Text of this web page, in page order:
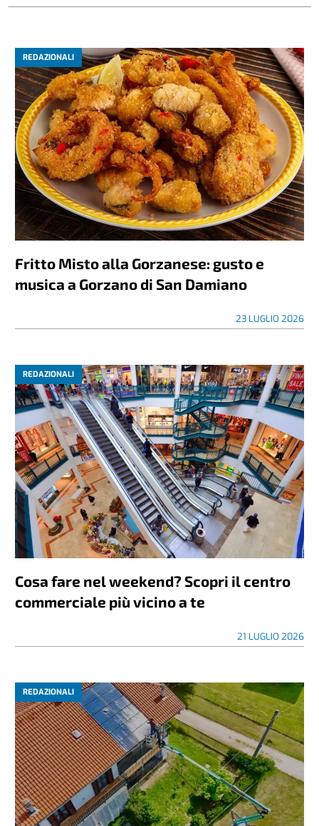
REDAZIONALI
Fritto Misto alla Gorzanese: gusto e
musica a Gorzano di San Damiano
23 LUGLIO 2026
REDAZIONALI
Cosa fare nel weekend? Scopri il centro
commerciale più vicino a te
21 LUGLIO 2026
REDAZIONALI